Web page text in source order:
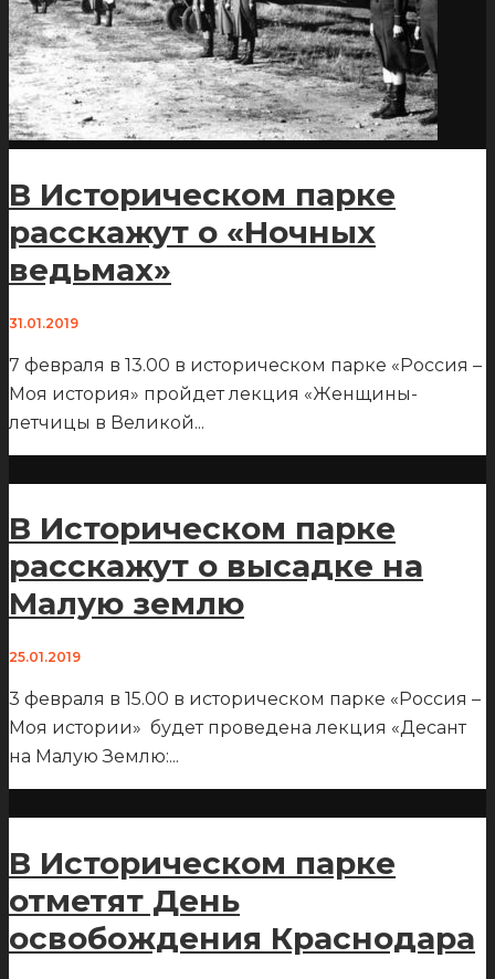
В Историческом парке
расскажут о «Ночных
ведьмах»
31.01.2019
7 февраля в 13.00 в историческом парке «Россия –
Моя история» пройдет лекция «Женщины-
летчицы в Великой...
В Историческом парке
расскажут о высадке на
Малую землю
25.01.2019
3 февраля в 15.00 в историческом парке «Россия –
Моя истории» будет проведена лекция «Десант
на Малую Землю:...
В Историческом парке
отметят День
освобождения Краснодара